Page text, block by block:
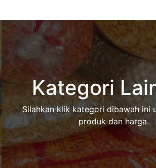
Kategori
Silahkan klik kategori dibawah ini
produk dan harga.